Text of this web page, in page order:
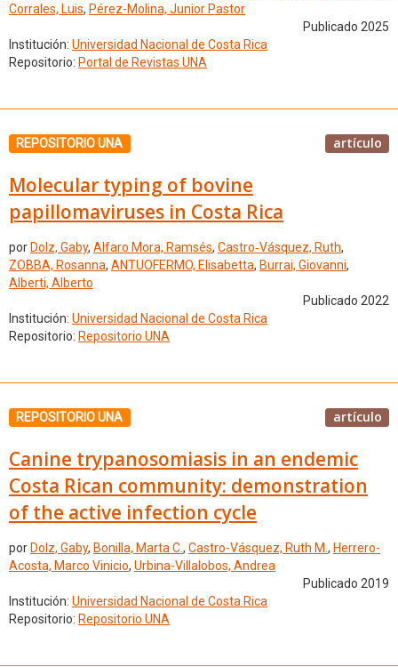
Corrales, Luis, Pérez-Molina, Junior Pastor
Publicado 2025
Institución: Universidad Nacional de Costa Rica
Repositorio: Portal de Revistas UNA
REPOSITORIO UNA artículo
Molecular typing of bovine
papillomaviruses in Costa Rica
por Dolz, Gaby, Alfaro Mora, Ramsés, Castro‑Vásquez, Ruth,
ZOBBA, Rosanna, ANTUOFERMO, Elisabetta, Burrai, Giovanni,
Alberti, Alberto
Publicado 2022
Institución: Universidad Nacional de Costa Rica
Repositorio: Repositorio UNA
REPOSITORIO UNA artículo
Canine trypanosomiasis in an endemic
Costa Rican community: demonstration
of the active infection cycle
por Dolz, Gaby, Bonilla, Marta C., Castro-Vásquez, Ruth M., Herrero-
Acosta, Marco Vinicio, Urbina-Villalobos, Andrea
Publicado 2019
Institución: Universidad Nacional de Costa Rica
Repositorio: Repositorio UNA